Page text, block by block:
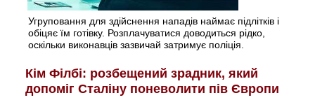
Угруповання для здійснення нападів наймає підлітків і
обіцяє їм готівку. Розплачуватися доводиться рідко,
оскільки виконавців зазвичай затримує поліція.
Кім Філбі: розбещений зрадник, який
допоміг Сталіну поневолити пів Європи